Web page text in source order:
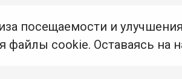
посещаемости и
файлы cookie. Оставаясь на